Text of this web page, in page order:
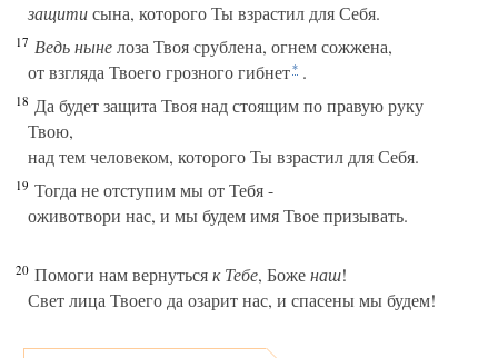
защитисына, которого Ты взрастил для Себя.
17 Ведь нынелоза Твоя срублена, огнем сожжена,
от взгляда Твоего грозного гибнет* .
18 Да будет защита Твоя над стоящим по правую руку
Твою,
над тем человеком, которого Ты взрастил для Себя.
19 Тогда не отступим мы от Тебя -
оживотвори нас, и мы будем имя Твое призывать.
20 Помоги нам вернутьсяк Тебе, Боженаш!
Свет лица Твоего да озарит нас, и спасены мы будем!